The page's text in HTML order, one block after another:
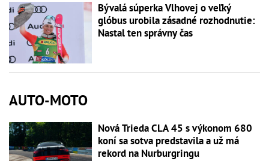
Bývalá súperka Vlhovej o veľký
glóbus urobila zásadné rozhodnutie:
Nastal ten správny čas
AUTO-MOTO
Nová Trieda CLA 45 s výkonom 680
koní sa sotva predstavila a už má
rekord na Nurburgringu